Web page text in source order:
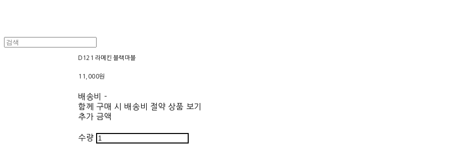
D121 라메킨 블랙마블
11,000원
배송비 -
함께 구매 시 배송비 절약 상품 보기
추가 금액
수량